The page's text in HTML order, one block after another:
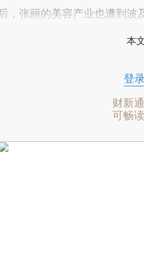
后，张丽的美容产业也遭到波
本
登
财新
可畅